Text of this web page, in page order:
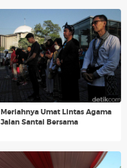
Meriahnya Umat Lintas Agama
Jalan Santai Bersama